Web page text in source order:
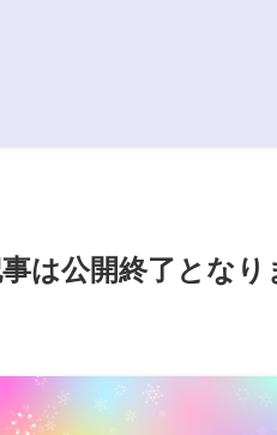
は公開終了となり